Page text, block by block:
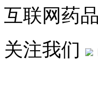
互联网药
关注我们